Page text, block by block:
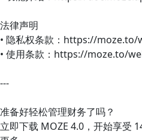
法律声明
• 隐私权条款：https://moze.to/
• 使用条款：https://moze.to/
---
准备好轻松管理财务了吗？
立即下载 MOZE 4.0，开始享受